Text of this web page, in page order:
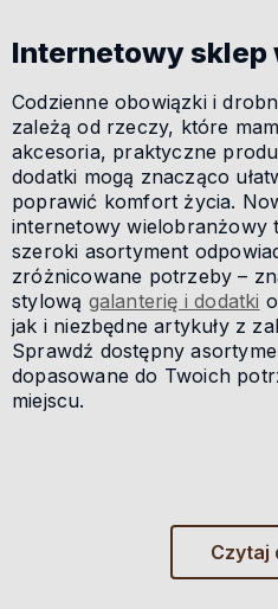
Internetowy
Codzienne obowiązki i
zależą od rzeczy, które
akcesoria, praktyczne
dodatki mogą znacząco
poprawić komfort życia.
internetowy wielobranżowy
szeroki asortyment
zróżnicowane potrzeby –
stylową galanterię i dodatki
jak i niezbędne artykuły z
Sprawdź dostępny
dopasowane do Twoich
miejscu.
Czytaj